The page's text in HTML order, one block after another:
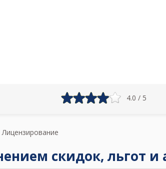
4.0 / 5
Лицензирование
скидок, льгот и